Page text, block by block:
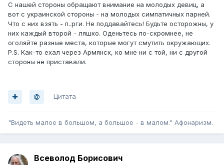
С нашей стороны обращают внимание на молодых девиц, а
вот с украинской стороны - на молодых симпатичных парней.
Что с них взять - п..рги. Не поддавайтесь! Будьте осторожны, у
них каждый второй - ляшко. Оденьтесь по-скромнее, не
оголяйте разные места, которые могут смутить окружающих.
P.S. Как-то ехал через Армянск, ко мне ни с той, ни с другой
стороны не приставали.
Цитата
"Видеть малое в большом, а большое - в малом." Афонаризм.
Всеволод Борисович